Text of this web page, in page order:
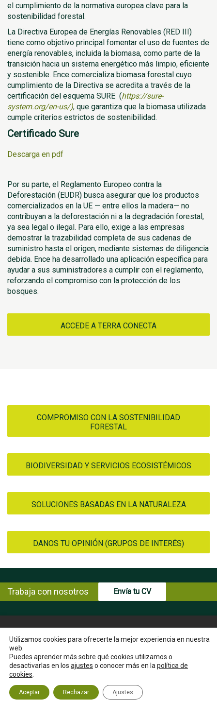
el cumplimiento de la normativa europea clave para la
sostenibilidad forestal.
La Directiva Europea de Energías Renovables (RED III)
tiene como objetivo principal fomentar el uso de fuentes de
energía renovables, incluida la biomasa, como parte de la
transición hacia un sistema energético más limpio, eficiente
y sostenible. Ence comercializa biomasa forestal cuyo
cumplimiento de la Directiva se acredita a través de la
certificación del esquema SURE (https://sure-
system.org/en-us/), que garantiza que la biomasa utilizada
cumple criterios estrictos de sostenibilidad.
Certificado Sure
Descarga en pdf
Por su parte, el Reglamento Europeo contra la
Deforestación (EUDR) busca asegurar que los productos
comercializados en la UE — entre ellos la madera— no
contribuyan a la deforestación ni a la degradación forestal,
ya sea legal o ilegal. Para ello, exige a las empresas
demostrar la trazabilidad completa de sus cadenas de
suministro hasta el origen, mediante sistemas de diligencia
debida. Ence ha desarrollado una aplicación específica para
ayudar a sus suministradores a cumplir con el reglamento,
reforzando el compromiso con la protección de los
bosques.
ACCEDE A TERRA CONECTA
COMPROMISO CON LA SOSTENIBILIDAD
FORESTAL
BIODIVERSIDAD Y SERVICIOS ECOSISTÉMICOS
SOLUCIONES BASADAS EN LA NATURALEZA
DANOS TU OPINIÓN (GRUPOS DE INTERÉS)
Trabaja con nosotros Envía tu CV
© Copyright ENCE 2026 MAPA WEB
AVISO LEGAL
INSTRUCCIONES PARA EL EJERCICIO DE DERECHOS DEL
INTERESADO
Utilizamos cookies para ofrecerte la mejor experiencia en nuestra
web.
Puedes aprender más sobre qué cookies utilizamos o
desactivarlas en los ajustes o conocer más en la política de
cookies
Aceptar Rechazar Ajustes